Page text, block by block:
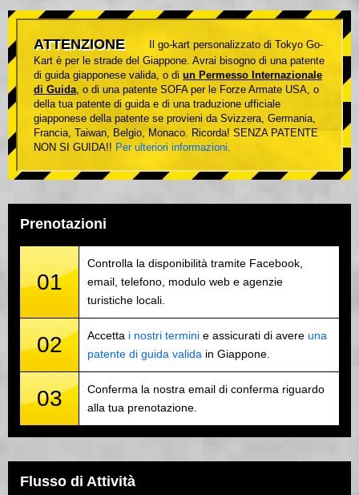
ATTENZIONE
Il go-kart personalizzato di Tokyo Go-
Kart è per le strade del Giappone. Avrai bisogno di una patente
di guida giapponese valida, o di un Permesso Internazionale
di Guida, o di una patente SOFA per le Forze Armate USA, o
della tua patente di guida e di una traduzione ufficiale
giapponese della patente se provieni da Svizzera, Germania,
Francia, Taiwan, Belgio, Monaco. Ricorda! SENZA PATENTE
NON SI GUIDA!! Per ulteriori informazioni.
Prenotazioni
01
Controlla la disponibilità tramite Facebook,
email, telefono, modulo web e agenzie
turistiche locali.
02 Accetta i nostri termini e assicurati di avere una
patente di guida valida in Giappone.
03
Conferma la nostra email di conferma riguardo
alla tua prenotazione.
Flusso di Attività